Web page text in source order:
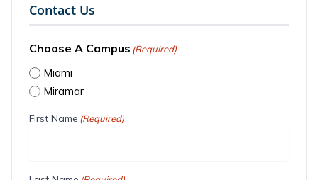
Contact Us
Choose A Campus (Required)
Miami
Miramar
First Name (Required)